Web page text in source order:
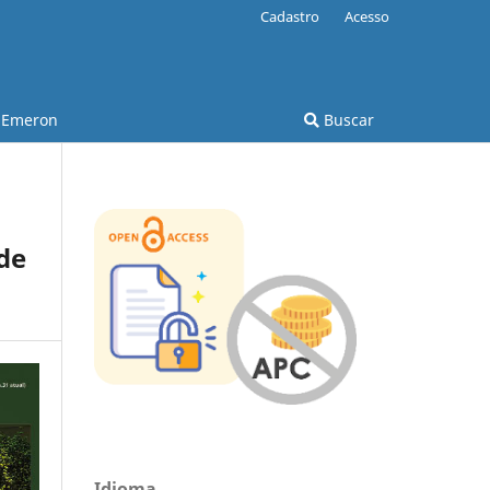
Emeron Buscar
Cadastro Acesso